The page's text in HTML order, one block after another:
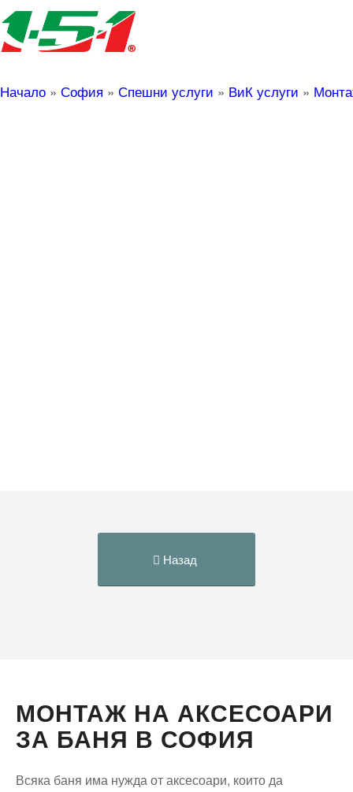
Начало » София » Спешни услуги » ВиК услуги »
Назад
МОНТАЖ НА АКСЕСОАРИ
ЗА БАНЯ В СОФИЯ
Всяка баня има нужда от аксесоари, които да